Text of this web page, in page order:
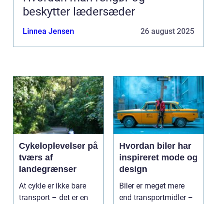
beskytter lædersæder
Linnea Jensen 26 august 2025
Cykeloplevelser på
tværs af
landegrænser
At cykle er ikke bare
transport – det er en
Hvordan biler har
inspireret mode og
design
Biler er meget mere
end transportmidler –